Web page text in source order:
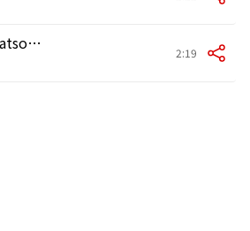
チーム友達 (Watson Remix) 2:19